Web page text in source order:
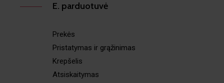
E. parduotuvė
Prekės
Pristatymas ir grąžinimas
Krepšelis
Atsiskaitymas